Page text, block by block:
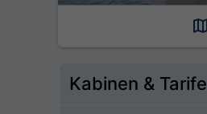
Kabinen & Tarife